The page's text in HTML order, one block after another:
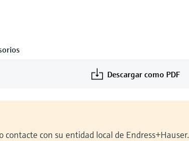
Descargar como PDF
con su entidad local de Endress+Hauser.